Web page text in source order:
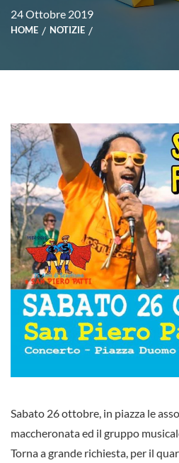
24 Ottobre 2019
HOME NOTIZIE
Sabato 26 ottobre, in piazza le
maccheronata ed il gruppo
Torna a grande richiesta, per il